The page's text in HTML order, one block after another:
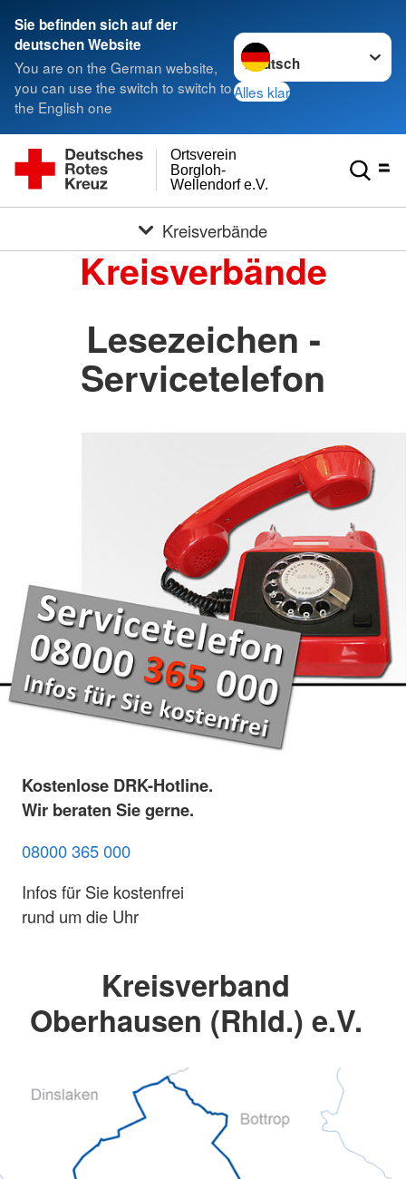
Sie befinden sich auf der
deutschen Website
You are on the German website,
you can use the switch to switch to
the English one
Sprache wechseln zu
Alles klar
Wellendorf e.V.
Borgloh-
Ortsverein
Kreisverbände
Kreisverbände
Lesezeichen -
Servicetelefon
Kostenlose DRK-Hotline.
Wir beraten Sie gerne.
08000 365 000
Infos für Sie kostenfrei
rund um die Uhr
Kreisverband
Oberhausen (Rhld.) e.V.